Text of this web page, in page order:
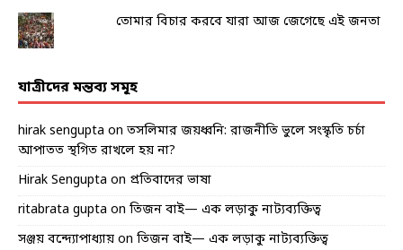
তোমার বিচার করবে যারা আজ জেগেছে এই জনতা
যাত্রীদের মন্তব্য সমূহ
hirak sengupta on তসলিমার জয়ধ্বনি: রাজনীতি ভুলে সংস্কৃতি চর্চা
আপাতত স্থগিত রাখলে হয় না?
Hirak Sengupta on প্রতিবাদের ভাষা
ritabrata gupta on তিজন বাই— এক লড়াকু নাট্যব্যক্তিত্ব
সঞ্জয় বন্দ্যোপাধ্যায় on তিজন বাই— এক লড়াকু নাট্যব্যক্তিত্ব